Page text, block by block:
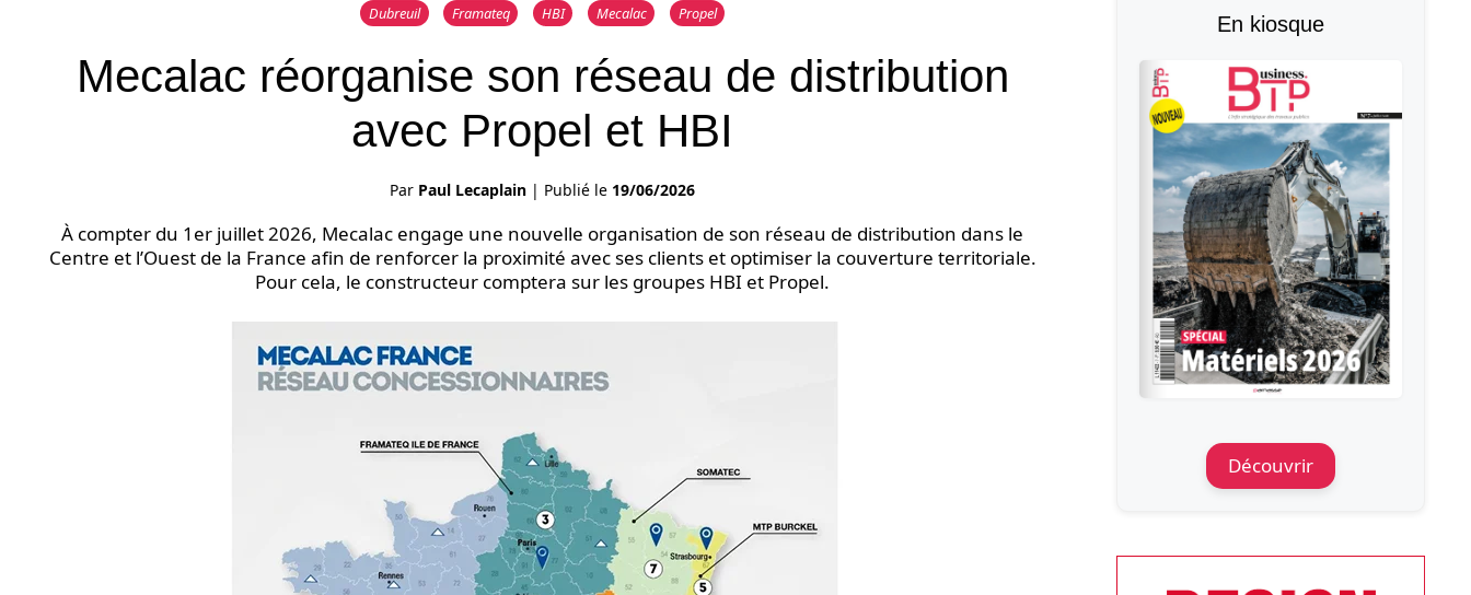
Dubreuil Framateq HBI Mecalac Propel
Mecalac réorganise son réseau de distribution
avec Propel et HBI
Par Paul Lecaplain | Publié le 19/06/2026
À compter du 1er juillet 2026, Mecalac engage une nouvelle organisation de son réseau de distribution dans le
Centre et l’Ouest de la France afin de renforcer la proximité avec ses clients et optimiser la couverture territoriale.
Pour cela, le constructeur comptera sur les groupes HBI et Propel.
En kiosque
Découvrir